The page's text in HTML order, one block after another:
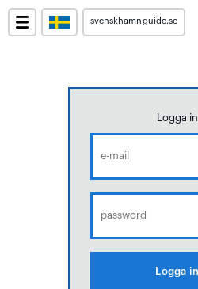
svenskhamnguide.se
Logga in